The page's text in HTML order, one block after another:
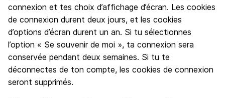
connexion et tes choix d’affichage d’écran. Les cookies
de connexion durent deux jours, et les cookies
d’options d’écran durent un an. Si tu sélectionnes
l’option « Se souvenir de moi », ta connexion sera
conservée pendant deux semaines. Si tu te
déconnectes de ton compte, les cookies de connexion
seront supprimés.